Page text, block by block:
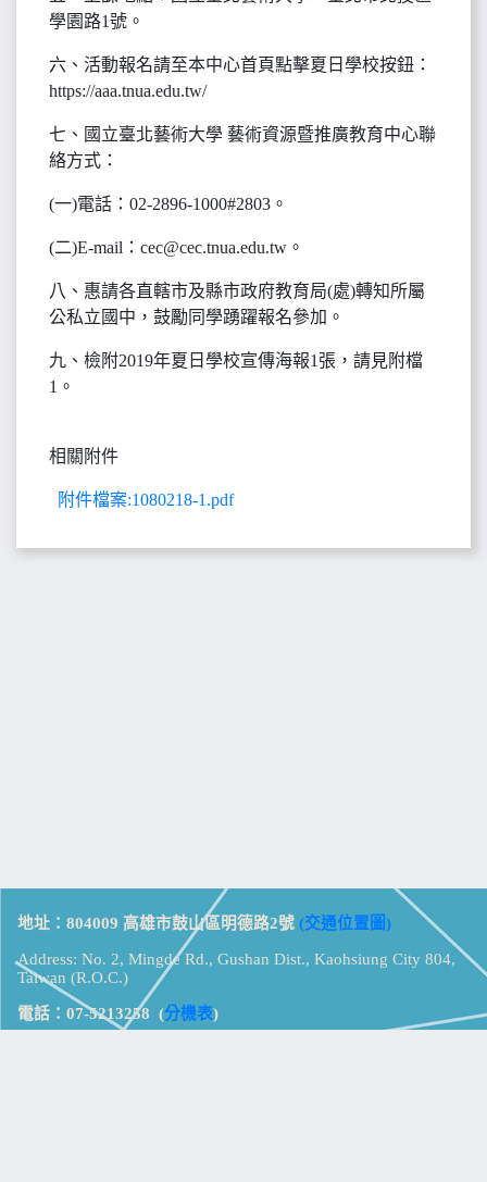
學園路1號。
六、活動報名請至本中心首頁點擊夏日學校按鈕：
https://aaa.tnua.edu.tw/
七、國立臺北藝術大學 藝術資源暨推廣教育中心聯
絡方式：
(一)電話：02-2896-1000#2803。
(二)E-mail：cec@cec.tnua.edu.tw。
八、惠請各直轄市及縣市政府教育局(處)轉知所屬
公私立國中，鼓勵同學踴躍報名參加。
九、檢附2019年夏日學校宣傳海報1張，請見附檔
1。
相關附件
附件檔案:1080218-1.pdf
地址：804009 高雄市鼓山區明德路2號 (交通位置圖)
Address: No. 2, Mingde Rd., Gushan Dist., Kaohsiung City 804,
Taiwan (R.O.C.)
電話：07-5213258 (分機表)